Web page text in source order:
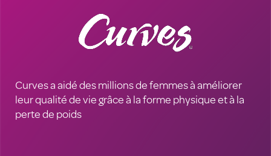
Curves a aidé des millions de femmes à améliorer
leur qualité de vie grâce à la forme physique et à la
perte de poids